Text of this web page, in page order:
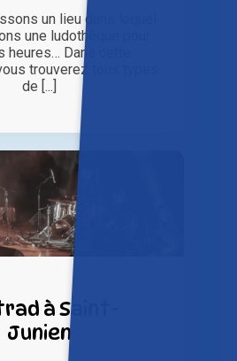
un lieu dans lequel
une ludothèque pour
heures… Dans cette
trouverez tous types
de [...]
à Saint-
Junien